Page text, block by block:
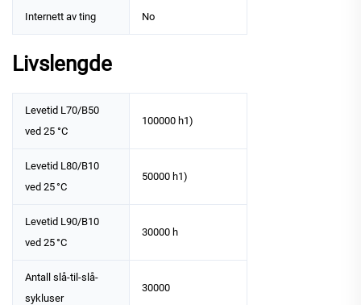
Internett av ting No
Livslengde
Levetid L70/B50
ved 25 °C
100000 h1)
Levetid L80/B10
ved 25 °C
50000 h1)
Levetid L90/B10
ved 25 °C
30000 h
Antall slå-til-slå-
sykluser
30000